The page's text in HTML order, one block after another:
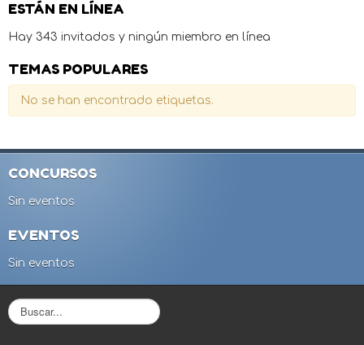
ESTÁN EN LÍNEA
Hay 343 invitados y ningún miembro en línea
TEMAS POPULARES
No se han encontrado etiquetas.
CONCURSOS
Sin eventos
EVENTOS
Sin eventos
B
u